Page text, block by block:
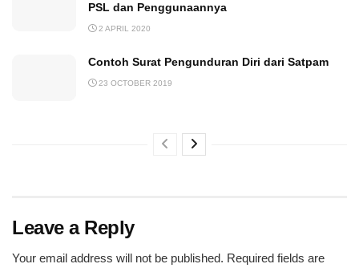
PSL dan Penggunaannya
2 APRIL 2020
Contoh Surat Pengunduran Diri dari Satpam
23 OCTOBER 2019
Leave a Reply
Your email address will not be published. Required fields are